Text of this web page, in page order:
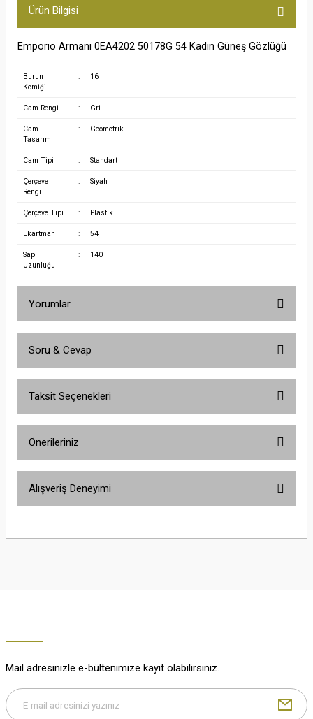
Ürün Bilgisi
Emporıo Armanı 0EA4202 50178G 54 Kadın Güneş Gözlüğü
Burun
Kemiği
: 16
Cam Rengi : Gri
Cam
Tasarımı
: Geometrik
Cam Tipi : Standart
Çerçeve
Rengi
: Siyah
Çerçeve Tipi : Plastik
Ekartman : 54
Sap
Uzunluğu
: 140
Yorumlar
Soru & Cevap
Taksit Seçenekleri
Önerileriniz
yetersiz gördüğünüz noktaları öneri formunu kullanarak tarafımıza
Alışveriş Deneyimi
M... K... | 29/12/2025
Mail adresinizle e-bültenimize kayıt olabilirsiniz.